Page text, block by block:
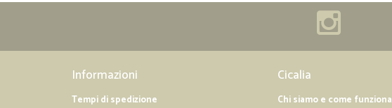
Informazioni
Tempi di spedizione
Cicalia
Chi siamo e come funziona